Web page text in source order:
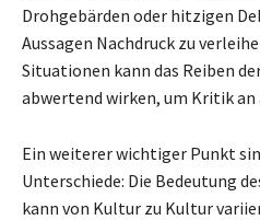
Drohgebärden oder hitzigen
Aussagen Nachdruck zu
Situationen kann das Reiben
abwertend wirken, um Kritik an
Ein weiterer wichtiger Punkt
Unterschiede: Die Bedeutung
kann von Kultur zu Kultur